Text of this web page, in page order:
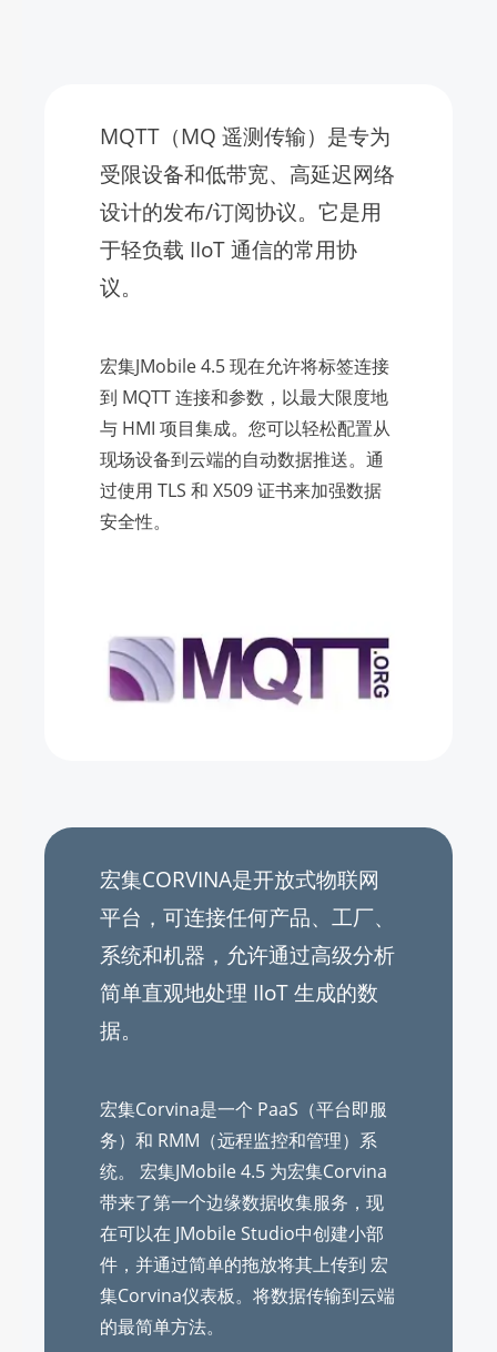
MQTT（MQ 遥测传输）是专为
受限设备和低带宽、高延迟网络
设计的发布/订阅协议。它是用
于轻负载 IIoT 通信的常用协
议。
宏集JMobile 4.5 现在允许将标签连接
到 MQTT 连接和参数，以最大限度地
与 HMI 项目集成。您可以轻松配置从
现场设备到云端的自动数据推送。通
过使用 TLS 和 X509 证书来加强数据
安全性。
宏集CORVINA是开放式物联网
平台，可连接任何产品、工厂、
系统和机器，允许通过高级分析
简单直观地处理 IIoT 生成的数
据。
宏集Corvina是一个 PaaS（平台即服
务）和 RMM（远程监控和管理）系
统。 宏集JMobile 4.5 为宏集Corvina
带来了第一个边缘数据收集服务，现
在可以在 JMobile Studio中创建小部
件，并通过简单的拖放将其上传到 宏
集Corvina仪表板。将数据传输到云端
的最简单方法。